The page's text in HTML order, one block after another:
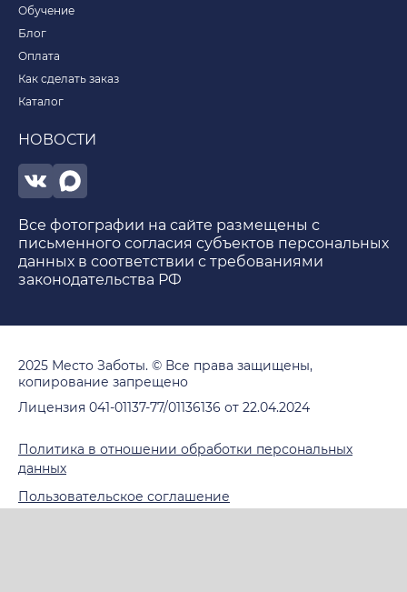
Обучение
Блог
Оплата
Как сделать заказ
Каталог
НОВОСТИ
Все фотографии на сайте размещены с
письменного согласия субъектов персональных
данных в соответствии с требованиями
законодательства РФ
2025 Место Заботы. © Все права защищены,
копирование запрещено
Лицензия 041-01137-77/01136136 от 22.04.2024
Политика в отношении обработки персональных
данных
Пользовательское соглашение